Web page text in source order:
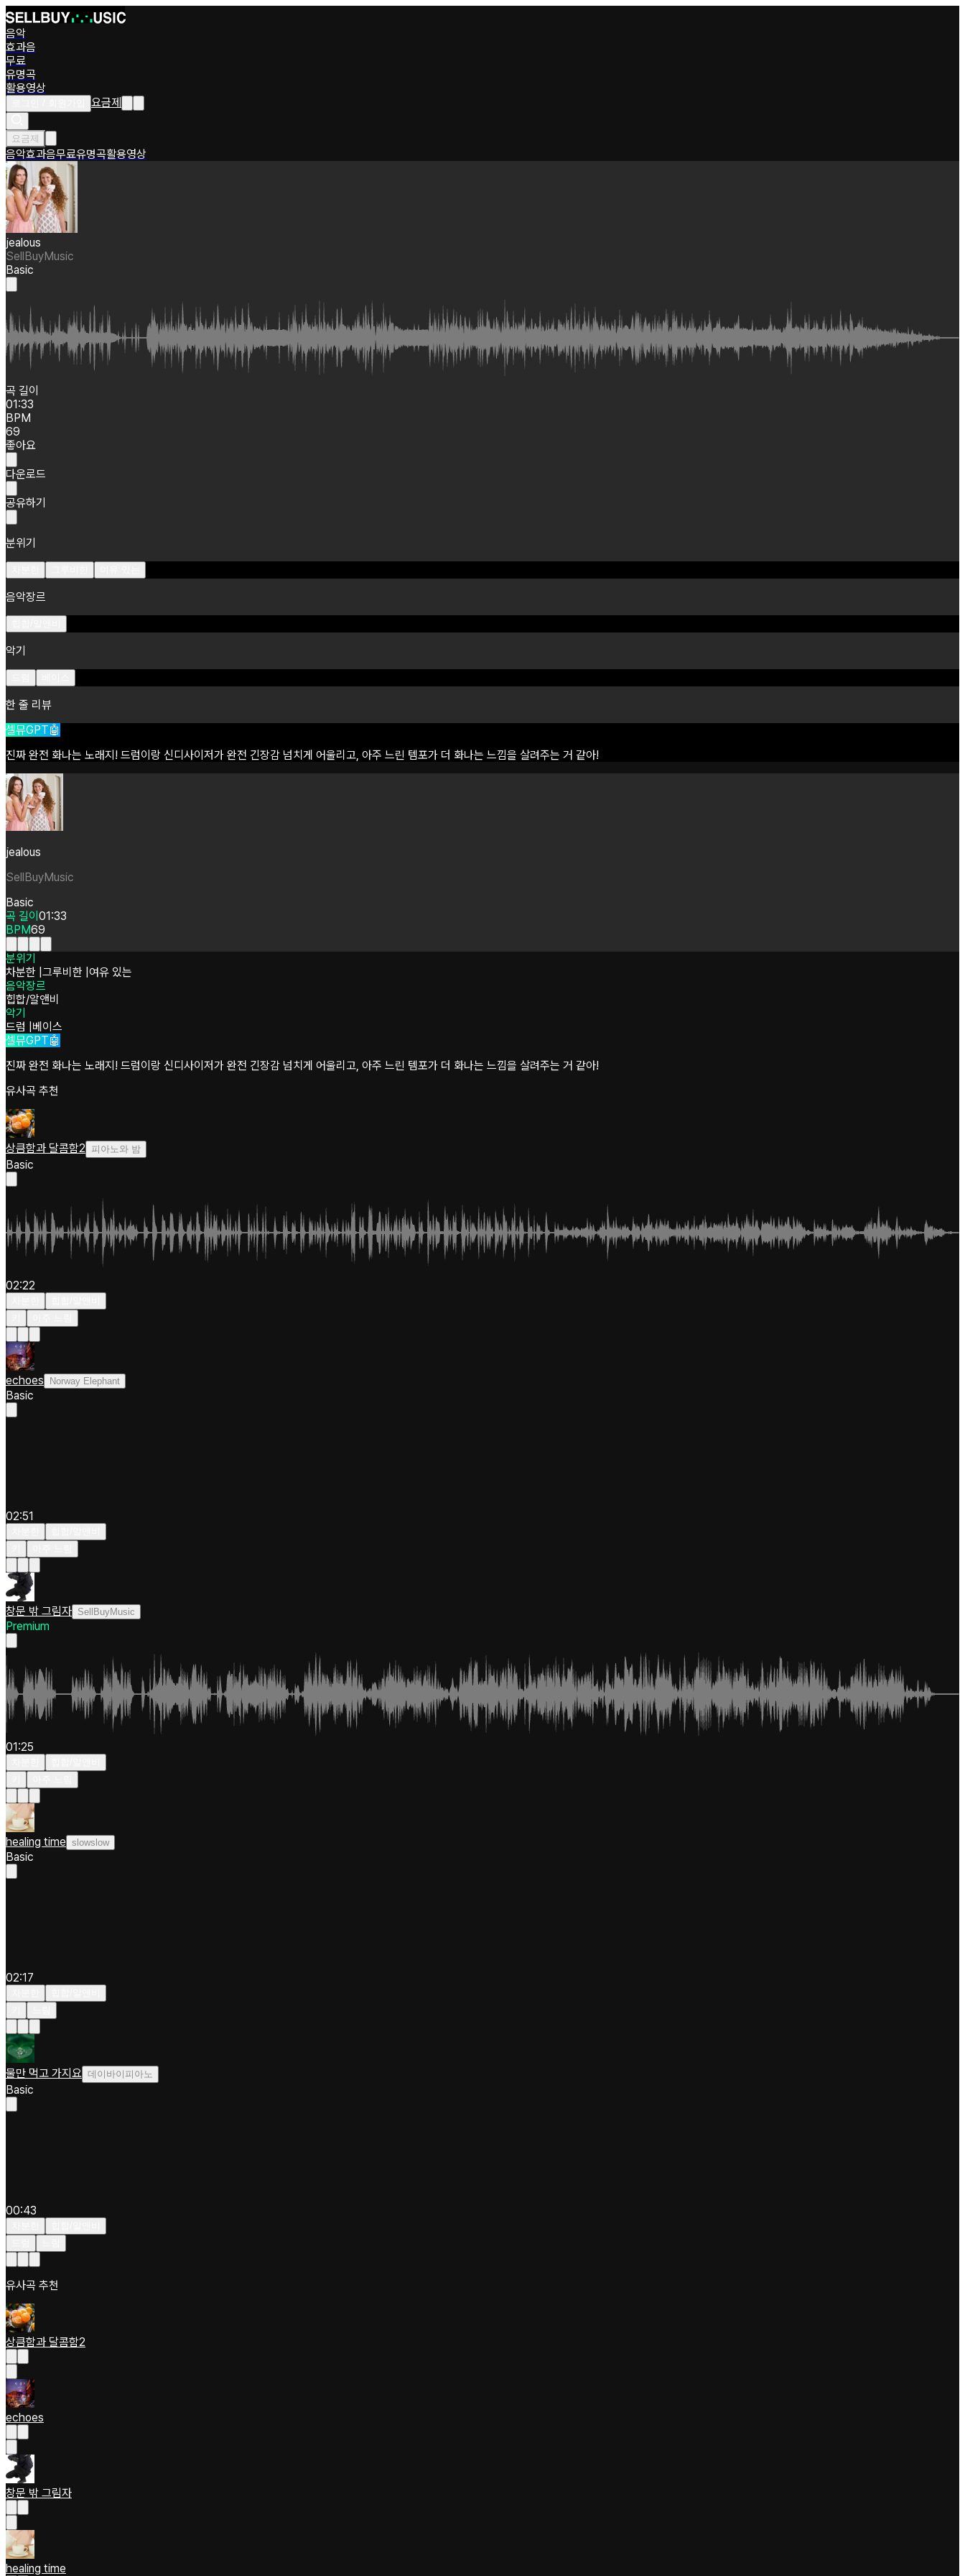
음악
효과음
무료
유명곡
활용영상
요금제
요금제
음악효과음무료유명곡활용영상
jealous
SellBuyMusic
Basic
곡 길이
01:33
BPM
69
좋아요
다운로드
공유하기
분위기
음악장르
악기
한 줄 리뷰
셀뮤GPT🤖
진짜 완전 화나는 노래지! 드럼이랑 신디사이저가 완전 긴장감 넘치게 어울리고, 아주 느린 템포가 더 화나는 느낌을 살려주는 거 같아!
jealous
SellBuyMusic
Basic
곡 길이 01:33
BPM69
분위기
차분한 그루비한 여유 있는
음악장르
힙합/알앤비
악기
드럼
베이스
셀뮤GPT🤖
진짜 완전 화나는 노래지! 드럼이랑 신디사이저가 완전 긴장감 넘치게 어울리고, 아주 느린 템포가 더 화나는 느낌을 살려주는 거 같아!
유사곡 추천
상큼함과 달콤함2 피아노와 밤
Basic
02:22
echoes Norway Elephant
Basic
02:51
창문 밖 그림자 SellBuyMusic
Premium
01:25
healing time slowslow
Basic
02:17
물만 먹고 가지요 데이바이피아노
Basic
00:43
유사곡 추천
상큼함과 달콤함2
echoes
창문 밖 그림자
healing time